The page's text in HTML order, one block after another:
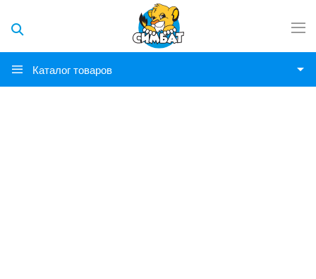
Каталог товаров